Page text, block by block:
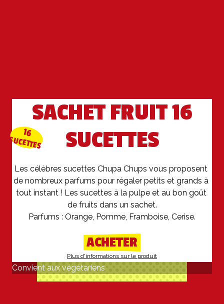
16
SUCETTES
SACHET FRUIT 16
SUCETTES
Les célèbres sucettes Chupa Chups vous proposent
de nombreux parfums pour régaler petits et grands à
tout instant ! Les sucettes à la pulpe et au bon goût
de fruits dans un sachet.
ACHETER
Plus d'informations sur le produit
Convient aux végétariens